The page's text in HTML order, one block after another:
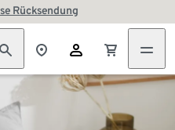
Rücksendung